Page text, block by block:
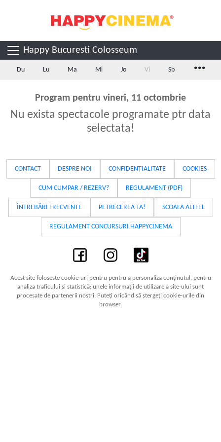
Happy Bucuresti Colosseum
Du Lu Ma Mi Jo Vi Sb ...
Program pentru vineri, 11 octombrie
Nu exista spectacole programate ptr data
selectata!
CONTACT DESPRE NOI CONFIDENȚIALITATE COOKIES
CUM CUMPAR / REZERV? REGULAMENT (PDF)
ÎNTREBĂRI FRECVENTE PETRECEREA TA! SCOALA ALTFEL
REGULAMENT CONCURSURI HAPPYCINEMA
Acest site foloseste cookie-uri pentru pentru a personaliza conținutul, pentru
analiza traficului și statistică; unele informații de utilizare a site-ului sunt
procesate de partenerii noștri. Puteți oricând să ștergeți cookie-urile din
browser.